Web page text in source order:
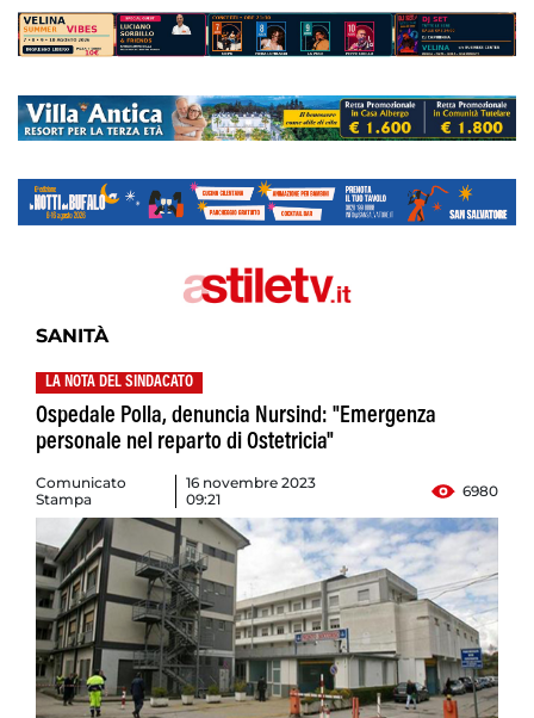
SANITÀ
LA NOTA DEL SINDACATO
Ospedale Polla, denuncia Nursind: "Emergenza
personale nel reparto di Ostetricia"
Comunicato
Stampa
16 novembre 2023
09:21
6980